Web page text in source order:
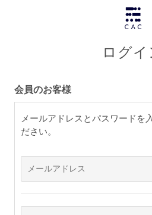
ログイ
会員のお客様
メールアドレスとパスワードを
ださい。